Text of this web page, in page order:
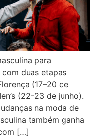
para
duas etapas
(17–20 de
(22–23 de junho).
na moda de
também ganha
[…]